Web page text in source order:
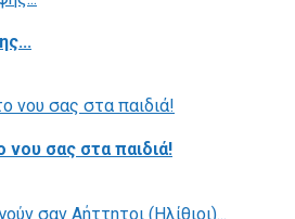
νου σας στα παιδιά!